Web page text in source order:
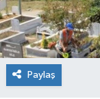
Paylaş